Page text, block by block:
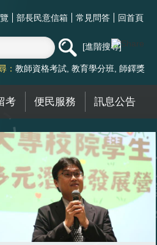
部長民意信箱 常見問答 回首頁
進階搜尋
： 教師資格考試 教育學分班 師鐸獎
考 便民服務 訊息公告